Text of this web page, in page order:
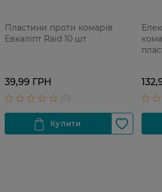
Пластини проти комарів
Евкаліпт Raid 10 шт
39,99 ГРН